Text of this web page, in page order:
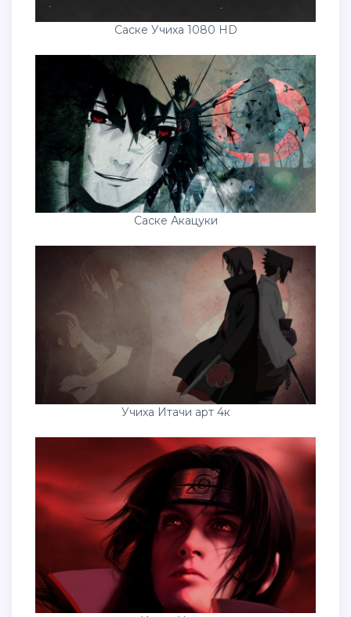
Саске Акацуки
Учиха Итачи арт 4к
Итачи Учиха